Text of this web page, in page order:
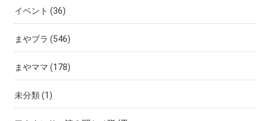
イベント (36)
まやブラ (546)
まやママ (178)
未分類(1)